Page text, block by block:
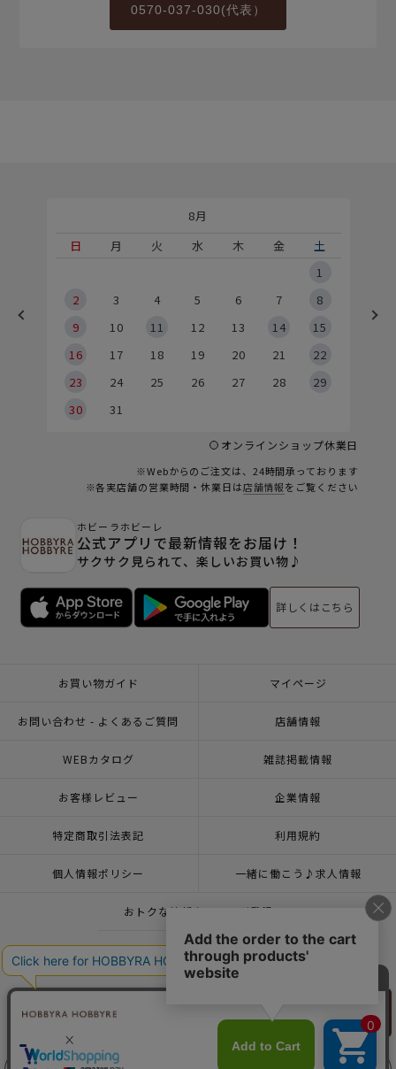
フェア
0570-037-030(代表）
8月
日
月 火 水 木 金
土
1
2
3 4 5 6 7
8
9
10 11 12 13 14
15
16
17 18 19 20 21
22
23
24 25 26 27 28
29
30
31
オンラインショップ休業日
※Webからのご注文は、24時間承っております
※各実店舗の営業時間・休業日は店舗情報をご覧ください
ホビーラホビーレ
公式アプリで最新情報をお届け！
サクサク見られて、楽しいお買い物♪
詳しくはこちら
お買い物ガイド マイページ
お問い合わせ - よくあるご質問 店舗情報
WEBカタログ 雑誌掲載情報
お客様レビュー 企業情報
特定商取引法表記 利用規約
個人情報ポリシー 一緒に働こう♪求人情報
おトクな情報♪メルマガ登録
© 2026 HOBBYRA HOBBYRE CORPORATION ALL Rights Reserved